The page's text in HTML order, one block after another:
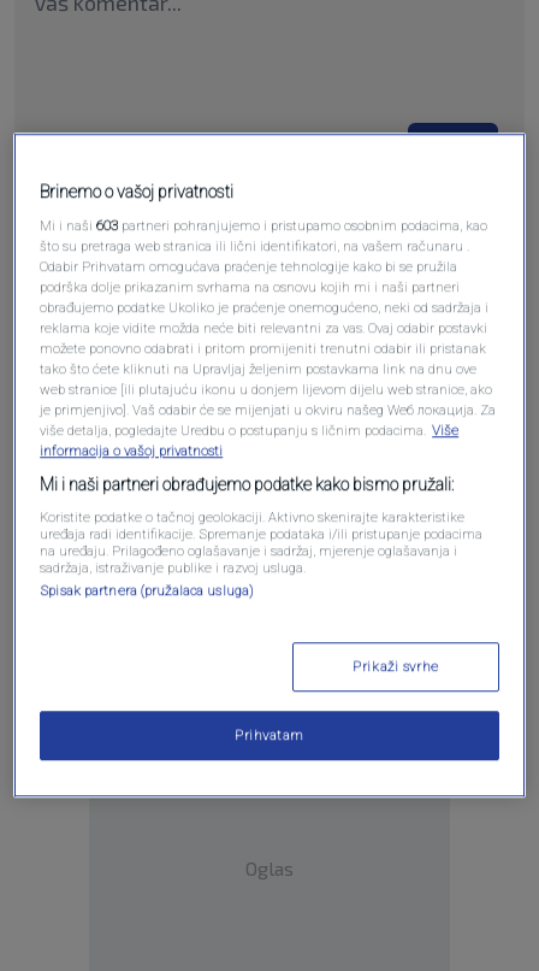
Pošalji komentar
Oglas
Oglas
Brinemo o vašoj privatnosti
Mi i naši603 partneri pohranjujemo i pristupamo osobnim podacima, kao
što su pretraga web stranica ili lični identifikatori, na vašem računaru .
Odabir Prihvatam omogućava praćenje tehnologije kako bi se pružila
podrška dolje prikazanim svrhama na osnovu kojih mi i naši partneri
obrađujemo podatke Ukoliko je praćenje onemogućeno, neki od sadržaja i
reklama koje vidite možda neće biti relevantni za vas. Ovaj odabir postavki
možete ponovno odabrati i pritom promijeniti trenutni odabir ili pristanak
tako što ćete kliknuti na Upravljaj željenim postavkama link na dnu ove
web stranice [ili plutajuću ikonu u donjem lijevom dijelu web stranice, ako
je primjenjivo]. Vaš odabir će se mijenjati u okviru našeg Wеб локација. Za
više detalja, pogledajte Uredbu o postupanju s ličnim podacima. Više
informacija o vašoj privatnosti
Mi i naši partneri obrađujemo podatke kako bismo pružali:
Koristite podatke o tačnoj geolokaciji. Aktivno skenirajte karakteristike
uređaja radi identifikacije. Spremanje podataka i/ili pristupanje podacima
na uređaju. Prilagođeno oglašavanje i sadržaj, mjerenje oglašavanja i
sadržaja, istraživanje publike i razvoj usluga.
Spisak partnera (pružalaca usluga)
Prikaži svrhe
Prihvatam